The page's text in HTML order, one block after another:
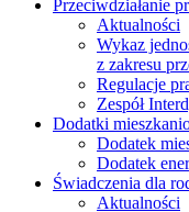
Przeciwdziałanie
Aktualności
Wykaz
z zakresu
Regulacje
Zespół
Dodatki
Dodatek
Dodatek
Świadczenia dla
Aktualności